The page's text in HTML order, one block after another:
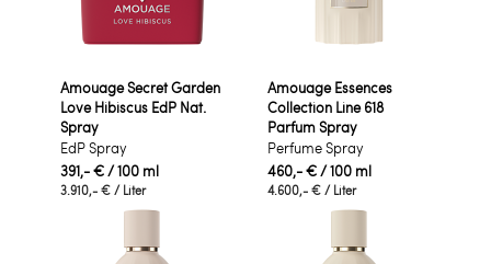
Amouage Secret Garden
Love Hibiscus EdP Nat.
Spray
EdP Spray
391,- €/ 100 ml
3.910,- € / Liter
Amouage Essences
Collection Line 618
Parfum Spray
Perfume Spray
460,- €/ 100 ml
4.600,- € / Liter